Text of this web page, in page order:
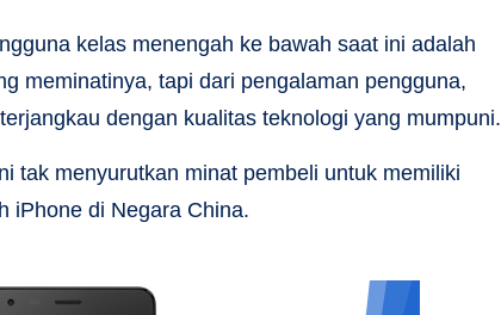
kelas menengah ke bawah saat ini adalah
meminatinya, tapi dari pengalaman pengguna,
dengan kualitas teknologi yang mumpuni.
tak menyurutkan minat pembeli untuk memiliki
iPhone di Negara China.